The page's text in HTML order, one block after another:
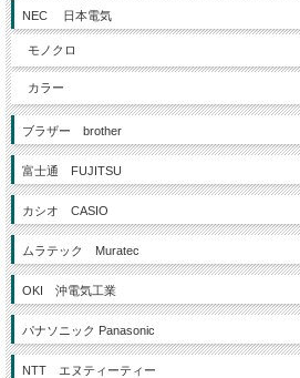
NEC 日本電気
モノクロ
カラー
ブラザー brother
富士通 FUJITSU
カシオ CASIO
ムラテック Muratec
OKI 沖電気工業
パナソニック Panasonic
NTT エヌティーティー